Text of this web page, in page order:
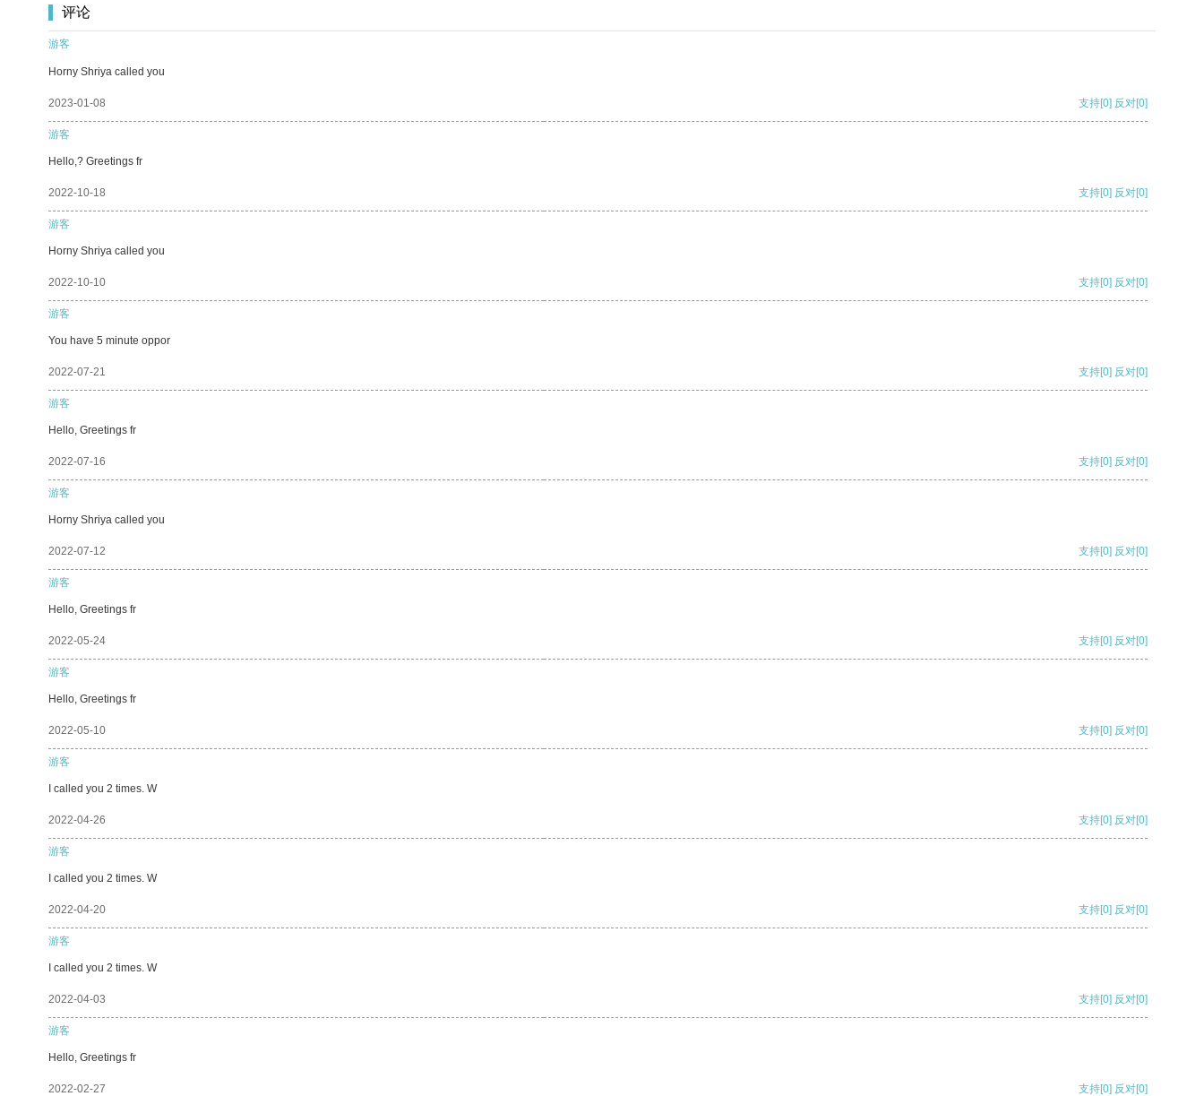
评论
游客
Horny Shriya called you
2023-01-08 支持[0] 反对[0]
游客
Hello,? Greetings fr
2022-10-18 支持[0] 反对[0]
游客
Horny Shriya called you
2022-10-10 支持[0] 反对[0]
游客
You have 5 minute oppor
2022-07-21 支持[0] 反对[0]
游客
Hello, Greetings fr
2022-07-16 支持[0] 反对[0]
游客
Horny Shriya called you
2022-07-12 支持[0] 反对[0]
游客
Hello, Greetings fr
2022-05-24 支持[0] 反对[0]
游客
Hello, Greetings fr
2022-05-10 支持[0] 反对[0]
游客
I called you 2 times. W
2022-04-26 支持[0] 反对[0]
游客
I called you 2 times. W
2022-04-20 支持[0] 反对[0]
游客
I called you 2 times. W
2022-04-03 支持[0] 反对[0]
游客
Hello, Greetings fr
2022-02-27 支持[0] 反对[0]